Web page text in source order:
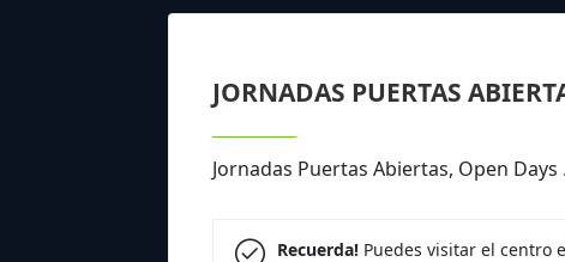
JORNADAS PUERTAS
Jornadas Puertas Abiertas, Open
Recuerda!Puedes visitar el centro